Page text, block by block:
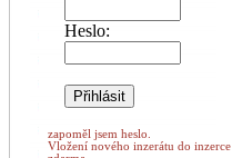
Heslo:
zapoměl jsem heslo.
Vložení nového inzerátu do inzerce